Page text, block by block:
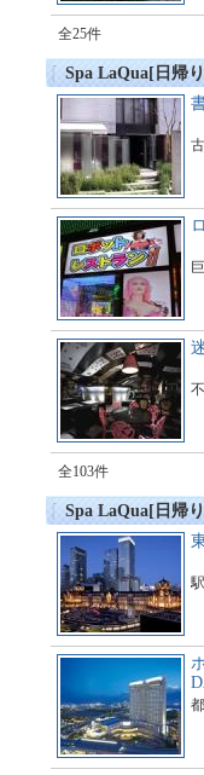
全25件
Spa LaQua[日帰
全103件
Spa LaQua[日帰